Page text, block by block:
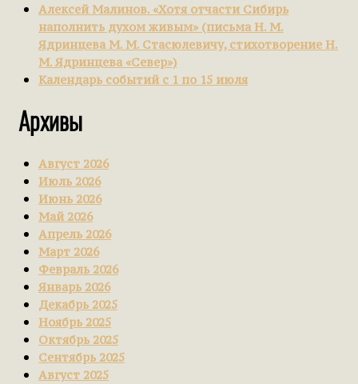
Алексей Малинов. «Хотя отчасти Сибирь
наполнить духом живым» (письма Н. М.
Ядринцева М. М. Стасюлевичу, стихотворение Н.
М. Ядринцева «Север»)
Календарь событий с 1 по 15 июля
Архивы
Август 2026
Июль 2026
Июнь 2026
Май 2026
Апрель 2026
Март 2026
Февраль 2026
Январь 2026
Декабрь 2025
Ноябрь 2025
Октябрь 2025
Сентябрь 2025
Август 2025